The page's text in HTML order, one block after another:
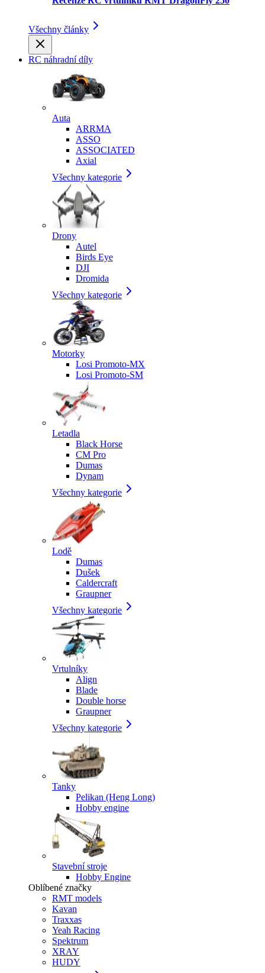
Všechny články
RC náhradní díly
Auta
ARRMA
ASSO
ASSOCIATED
Axial
Všechny kategorie
Drony
Autel
Birds Eye
DJI
Dromida
Všechny kategorie
Motorky
Losi Promoto-MX
Losi Promoto-SM
Letadla
Black Horse
CM Pro
Dumas
Dynam
Všechny kategorie
Lodě
Dumas
Dušek
Caldercraft
Graupner
Všechny kategorie
Vrtulníky
Align
Blade
Double horse
Graupner
Všechny kategorie
Tanky
Pelikan (Heng Long)
Hobby engine
Stavební stroje
Hobby Engine
Oblíbené značky
RMT models
Kavan
Traxxas
Yeah Racing
Spektrum
XRAY
HUDY